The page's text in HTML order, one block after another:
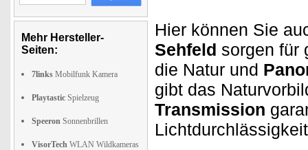
Mehr Hersteller-
Seiten:
7links Mobilfunk Kamera
Playtastic Spielzeug
Speeron Sonnenbrillen
VisorTech WLAN Wildkameras
Hier können Sie
Sehfeld sorgen für
die Natur und
gibt das
Transmission